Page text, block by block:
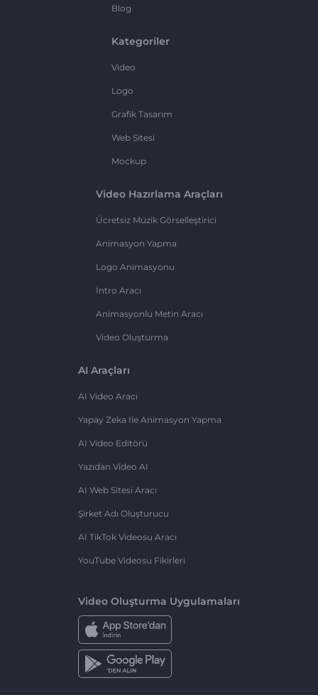
Blog
Kategoriler
Video
Logo
Grafik Tasarım
Web Sitesi
Mockup
Video Hazırlama Araçları
Ücretsiz Müzik Görselleştirici
Animasyon Yapma
Logo Animasyonu
İntro Aracı
Animasyonlu Metin Aracı
Video Oluşturma
AI Araçları
AI Video Aracı
Yapay Zeka Ile Animasyon Yapma
AI Video Editörü
Yazıdan Video AI
AI Web Sitesi Aracı
Şirket Adı Oluşturucu
AI TikTok Videosu Aracı
YouTube Videosu Fikirleri
Video Oluşturma Uygulamaları